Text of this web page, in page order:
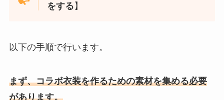
をする 】
以下の手順で行います。
まず、コラボ衣装を作るための素材を集める必要
があります。